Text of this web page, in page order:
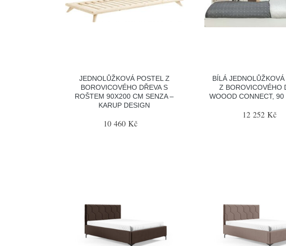
JEDNOLŮŽKOVÁ POSTEL Z
BOROVICOVÉHO DŘEVA S
ROŠTEM 90X200 CM SENZA –
KARUP DESIGN
10 460 Kč
BÍLÁ JEDNOLŮŽKOVÁ
Z BOROVICOVÉHO
WOOOD CONNECT,
12 252 Kč